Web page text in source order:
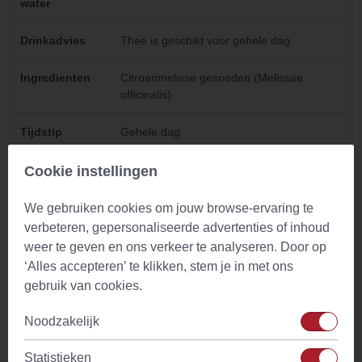
water
Drinkadvies Thee is geschikt voor gehele dag
Ingredienten
Citroenmelisse gesneden (Melissae
officinalis)
Tijdstip Gehele dag
Cafeine Geen
Waarschuwing
Niet gebruiken bij een verminderde
schildklierwerking. Raadpleeg je dokter in
geval van twijfel of in geval van
zwangerschap, borstvoeding, ziekte of
medicijngebruik.
Gebruik
Cookie instellingen
We gebruiken cookies om jouw browse-ervaring te
verbeteren, gepersonaliseerde advertenties of inhoud
weer te geven en ons verkeer te analyseren. Door op
‘Alles accepteren’ te klikken, stem je in met ons
gebruik van cookies.
Noodzakelijk
Statistieken